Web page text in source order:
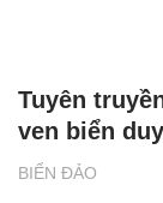
BIỂN ĐẢO
Tuyên
ven biển